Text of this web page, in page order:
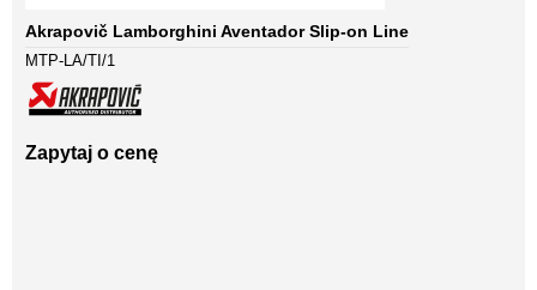
Akrapovič Lamborghini Aventador Slip-on Line
MTP-LA/TI/1
Zapytaj o cenę